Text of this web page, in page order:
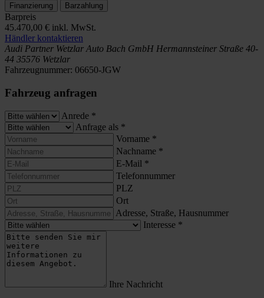
Finanzierung Barzahlung
Barpreis
45.470,00 € inkl. MwSt.
Händler kontaktieren
Audi Partner Wetzlar Auto Bach GmbH Hermannsteiner Straße 40-
44 35576 Wetzlar
Fahrzeugnummer: 06650-JGW
Fahrzeug anfragen
Anrede *
Anfrage als *
Vorname *
Nachname *
E-Mail *
Telefonnummer
PLZ
Ort
Adresse, Straße, Hausnummer
Interesse *
Ihre Nachricht